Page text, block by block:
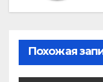
Похожая